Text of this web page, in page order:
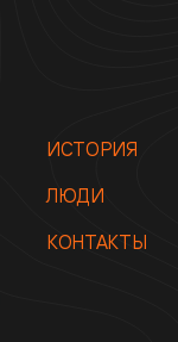
ИСТОРИЯ
ЛЮДИ
КОНТАКТЫ